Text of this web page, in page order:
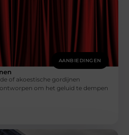
AANBIEDINGEN
of akoestische gordijnen
om het geluid te dempen